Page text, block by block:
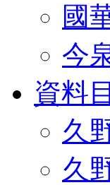
國
今
資料
久
久